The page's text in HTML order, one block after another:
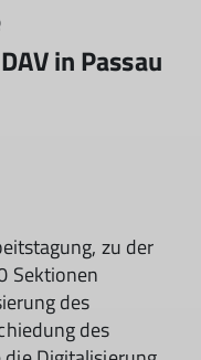
in Passau
zu der
Sektionen
des
des